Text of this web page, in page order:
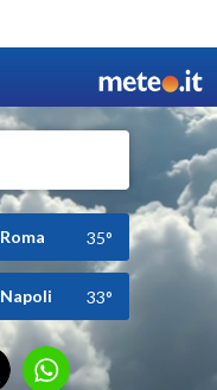
Roma 35°
Napoli 33°